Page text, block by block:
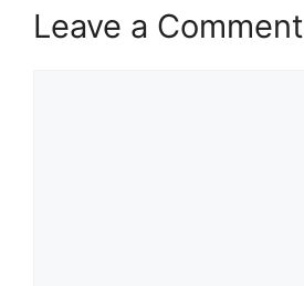
Leave a Comment